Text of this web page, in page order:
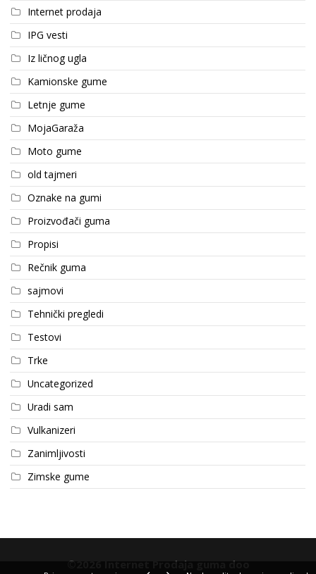
Internet prodaja
IPG vesti
Iz ličnog ugla
Kamionske gume
Letnje gume
MojaGaraža
Moto gume
old tajmeri
Oznake na gumi
Proizvođači guma
Propisi
Rečnik guma
sajmovi
Tehnički pregledi
Testovi
Trke
Uncategorized
Uradi sam
Vulkanizeri
Zanimljivosti
Zimske gume
©2026 Internet Prodaja guma doo